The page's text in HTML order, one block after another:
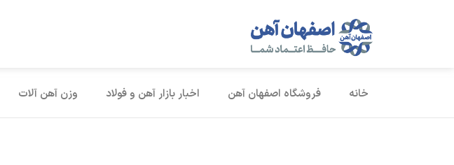
خانه فروشگاه اصفهان آهن اخبار بازار آهن و فولاد وزن آهن آلات